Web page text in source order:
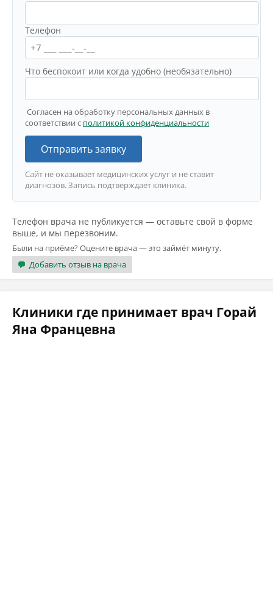
Телефон
Что беспокоит или когда удобно (необязательно)
Согласен на обработку персональных данных в
соответствии с политикой конфиденциальности
Отправить заявку
Сайт не оказывает медицинских услуг и не ставит
диагнозов. Запись подтверждает клиника.
Телефон врача не публикуется — оставьте свой в форме
выше, и мы перезвоним.
Были на приёме? Оцените врача — это займёт минуту.
Добавить отзыв на врача
Клиники где принимает врач Горай
Яна Францевна